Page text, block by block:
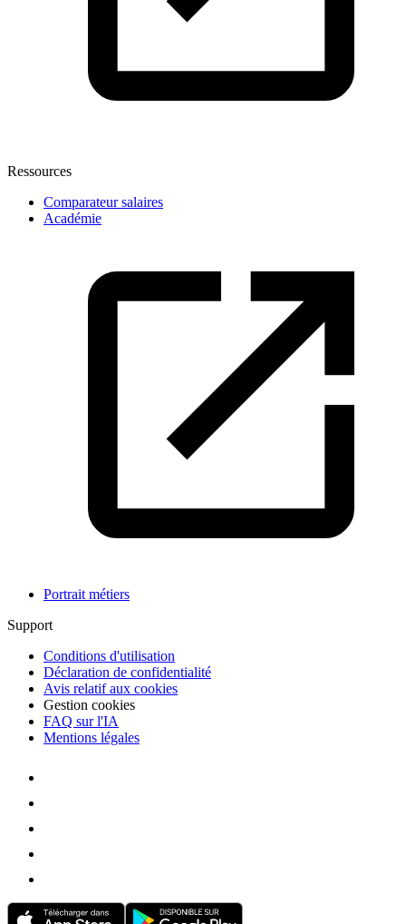
Ressources
Comparateur salaires
Académie
Portrait métiers
Support
Conditions d'utilisation
Déclaration de confidentialité
Avis relatif aux cookies
Gestion cookies
FAQ sur l'IA
Mentions légales